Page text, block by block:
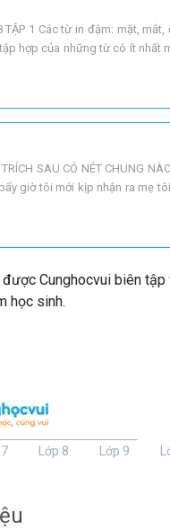
TẬP 1 Các từ in đậm: mặt, mắt,
hợp của những từ có ít nhất
nhiều t
SAU CÓ NÉT CHUNG
giờ tôi mới kịp nhận ra mẹ
vẫn tươi
Cunghocvui biên tập
học sinh.
7 Lớp 8 Lớp 9